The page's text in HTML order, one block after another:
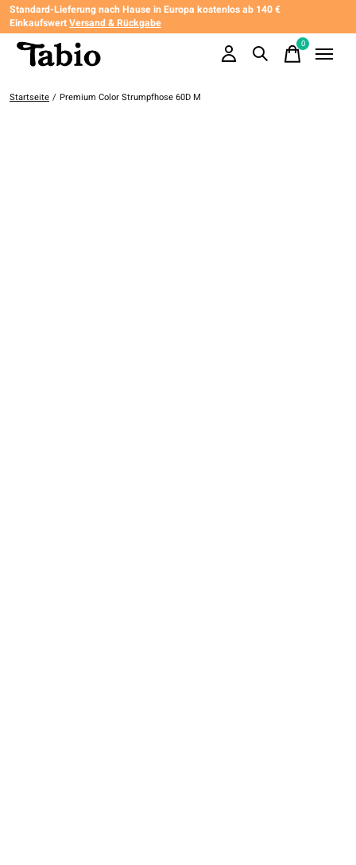
Standard-Lieferung nach Hause in Europa kostenlos ab 140 €
EinkaufswertVersand & Rückgabe
0items
Startseite / Premium Color Strumpfhose 60D M